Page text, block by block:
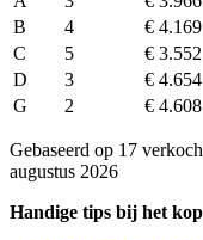
B
4 € 4.169
C
5 € 3.552
D
3 € 4.654
G
2 € 4.608
Gebaseerd op 17
augustus 2026
Handige tips bij het